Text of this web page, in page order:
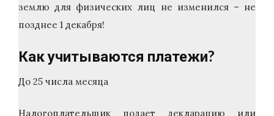
землю для физических лиц не изменился – не
позднее 1 декабря!
Как учитываются платежи?
До 25 числа месяца
Налогоплательщик подает декларацию или